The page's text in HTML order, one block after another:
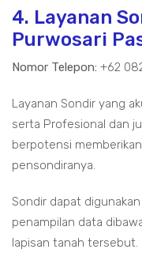
4. Layanan
Purwosari
Nomor Telepon: +62
Layanan Sondir yang
serta Profesional dan
berpotensi
pensondiranya.
Sondir dapat
penampilan data
lapisan tanah tersebut.